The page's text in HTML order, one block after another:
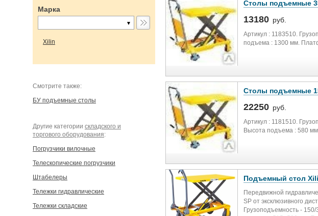
Марка
Xilin
Cмотрите также:
БУ подъемные столы
Другие категории складского и
торгового оборудования:
Погрузчики вилочные
Телескопические погрузчики
Штабелеры
Тележки гидравлические
Тележки складские
Столы подъемные
13180 руб.
Артикул : 1183510.
подъема : 1300 мм.
Столы подъемные
22250 руб.
Артикул : 1181510.
Высота подъема : 580
Подъемный стол
Передвижной
SP от эксклюзивного
Грузоподъемность -